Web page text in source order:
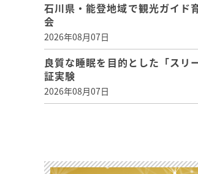
石川県・能登地域で観光ガイ
会
2026年08月07日
良質な睡眠を目的とした「スリ
証実験
2026年08月07日